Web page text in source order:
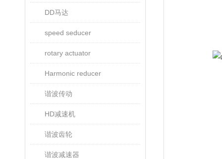
DD马达
speed seducer
rotary actuator
Harmonic reducer
谐波传动
HD减速机
谐波齿轮
谐波减速器